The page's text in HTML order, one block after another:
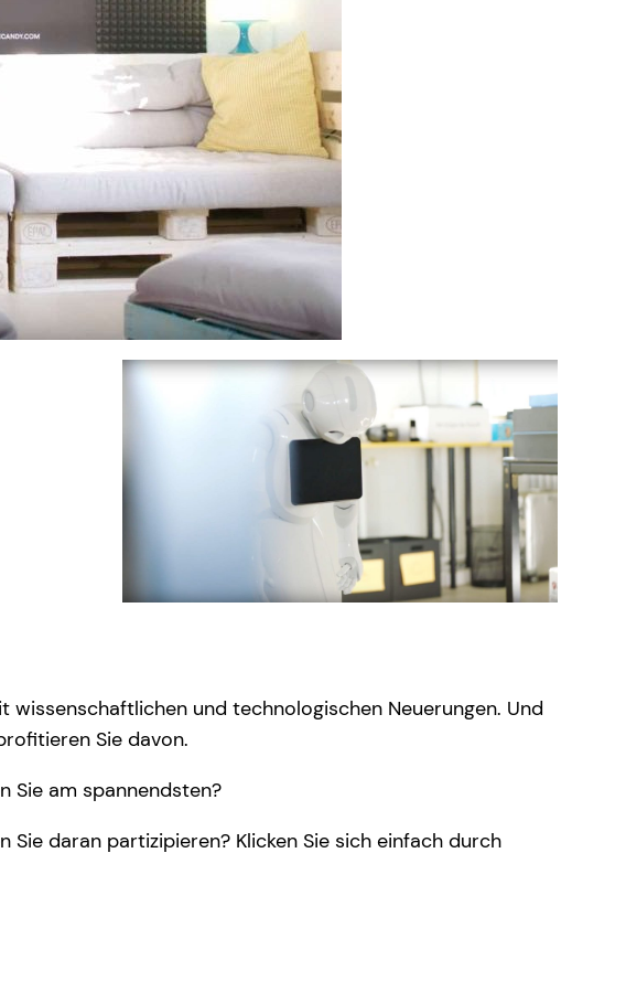
und technologischen Neuerungen. Und
Sie davon.
Sie am spannendsten?
daran partizipieren? Klicken Sie sich einfach durch